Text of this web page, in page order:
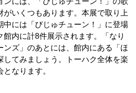
がいくつもあります。本展で取り上
中には「びじゅチューン！」に登場
館内に計8件展示されます。「なり
ンズ」のあとには、館内にある「ほ
してみましょう。トーハク全体を楽
なります。